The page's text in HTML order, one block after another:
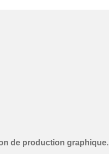
de production graphique.